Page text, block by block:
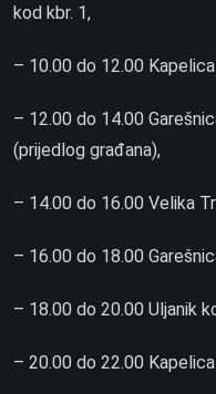
kod kbr. 1,
– 10.00 do 12.00
– 12.00 do 14.00
(prijedlog građana),
– 14.00 do 16.00 Velika
– 16.00 do 18.00
– 18.00 do 20.00 Uljanik
– 20.00 do 22.00